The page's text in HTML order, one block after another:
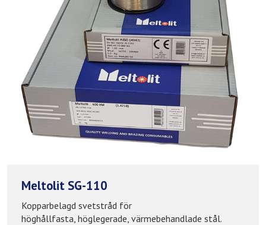
Meltolit SG-110
Kopparbelagd svetstråd för
höghållfasta, höglegerade, värmebehandlade stål.